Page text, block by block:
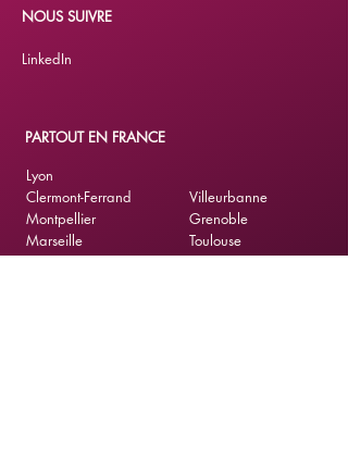
NOUS SUIVRE
LinkedIn
PARTOUT EN FRANCE
Lyon
Clermont-Ferrand
Montpellier
Marseille
Nice
Villeurbanne
Grenoble
Toulouse
Saint-Etienne